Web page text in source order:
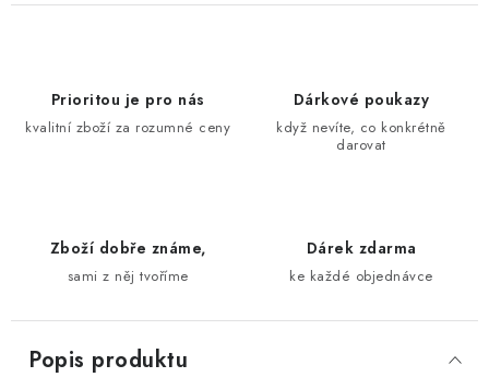
Prioritou je pro nás
kvalitní zboží za rozumné ceny
Dárkové poukazy
když nevíte, co konkrétně
darovat
Zboží dobře známe,
sami z něj tvoříme
Dárek zdarma
ke každé objednávce
Popis produktu